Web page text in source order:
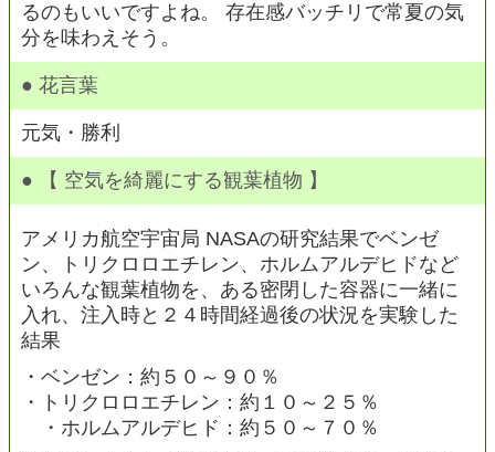
るのもいいですよね。 存在感バッチリで常夏の気
分を味わえそう。
● 花言葉
元気・勝利
● 【 空気を綺麗にする観葉植物 】
アメリカ航空宇宙局 NASAの研究結果でベンゼ
ン、トリクロロエチレン、ホルムアルデヒドなど
いろんな観葉植物を、ある密閉した容器に一緒に
入れ、注入時と２４時間経過後の状況を実験した
結果
・ベンゼン：約５０～９０％
・トリクロロエチレン：約１０～２５％
・ホルムアルデヒド：約５０～７０％